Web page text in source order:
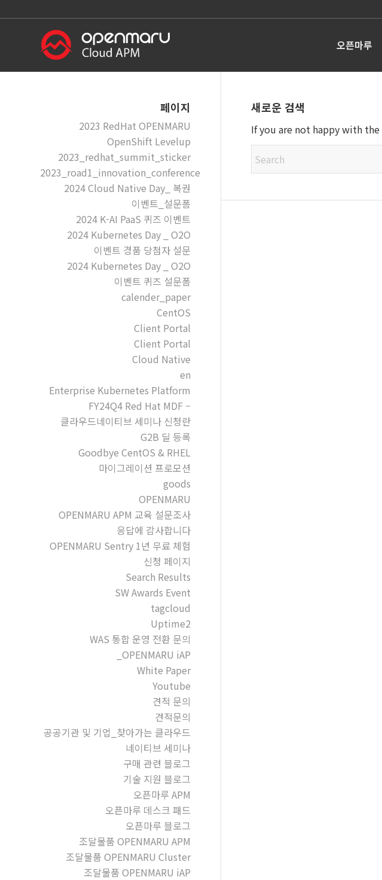
오픈마루
새로운 검색
If you are not happy with
페이지
2023 RedHat OPENMARU
OpenShift Levelup
2023_redhat_summit_sticker
2023_road1_innovation_conference
2024 Cloud Native Day_ 복권
이벤트_설문폼
2024 K-AI PaaS 퀴즈 이벤트
2024 Kubernetes Day _ O2O
이벤트 경품 당첨자 설문
2024 Kubernetes Day _ O2O
이벤트 퀴즈 설문폼
calender_paper
CentOS
Client Portal
Client Portal
Cloud Native
en
Enterprise Kubernetes Platform
FY24Q4 Red Hat MDF –
클라우드네이티브 세미나 신청란
G2B 딜 등록
Goodbye CentOS & RHEL
마이그레이션 프로모션
goods
OPENMARU
OPENMARU APM 교육 설문조사
응답에 감사합니다
OPENMARU Sentry 1년 무료 체험
신청 페이지
Search Results
SW Awards Event
tagcloud
Uptime2
WAS 통합 운영 전환 문의
_OPENMARU iAP
White Paper
Youtube
견적 문의
견적문의
공공기관 및 기업_찾아가는 클라우드
네이티브 세미나
구매 관련 블로그
기술 지원 블로그
오픈마루 APM
오픈마루 데스크 패드
오픈마루 블로그
조달물품 OPENMARU APM
조달물품 OPENMARU Cluster
조달물품 OPENMARU iAP